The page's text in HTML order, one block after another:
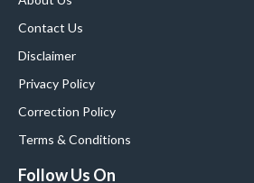
Contact Us
Disclaimer
Privacy Policy
Correction Policy
Terms & Conditions
Follow Us On